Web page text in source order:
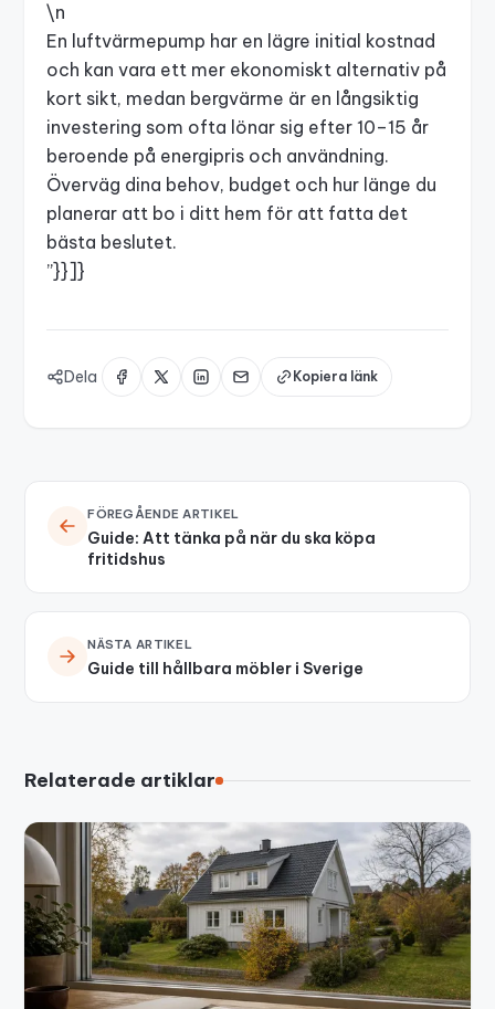
\n
En luftvärmepump har en lägre initial kostnad
och kan vara ett mer ekonomiskt alternativ på
kort sikt, medan bergvärme är en långsiktig
investering som ofta lönar sig efter 10–15 år
beroende på energipris och användning.
Överväg dina behov, budget och hur länge du
planerar att bo i ditt hem för att fatta det
bästa beslutet.
”}}]}
Dela Kopiera länk
FÖREGÅENDE ARTIKEL
Guide: Att tänka på när du ska köpa
fritidshus
NÄSTA ARTIKEL
Guide till hållbara möbler i Sverige
Relaterade artiklar